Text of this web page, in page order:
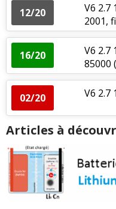
12/20
V6 2.7
2001, fi
16/20
V6 2.7
85000 (
02/20 V6 2.7
Articles à